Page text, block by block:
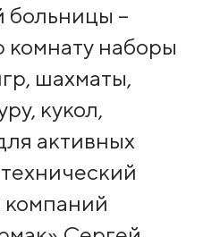
больницы –
комнату наборы
шахматы,
кукол,
активных